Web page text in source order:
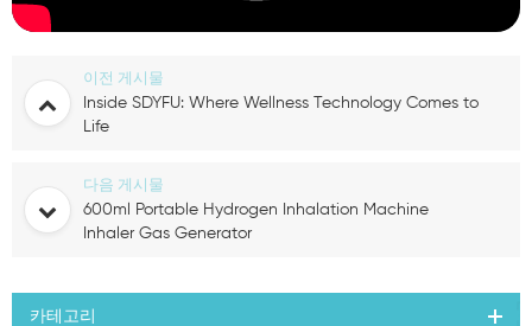
이전 게시물
Inside SDYFU: Where Wellness Technology Comes to
Life
다음 게시물
600ml Portable Hydrogen Inhalation Machine
Inhaler Gas Generator
카테고리